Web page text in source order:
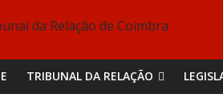
TRIBUNAL DA RELAÇÃO